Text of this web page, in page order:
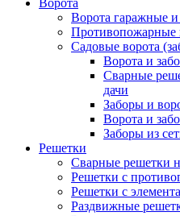
Ворота
Ворота гаражные
Противопожарные
Садовые ворота
Ворота и
Сварные
дачи
Заборы и
Ворота и
Заборы из
Решетки
Сварные решетки
Решетки с
Решетки с
Раздвижные